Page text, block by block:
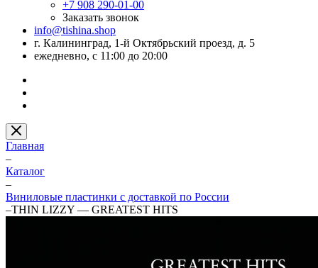
+7 908 290-01-00
Заказать звонок
info@tishina.shop
г. Калининград, 1-й Октябрьский проезд, д. 5
ежедневно, с 11:00 до 20:00
Главная
–
Каталог
–
Виниловые пластинки с доставкой по России
–THIN LIZZY — GREATEST HITS